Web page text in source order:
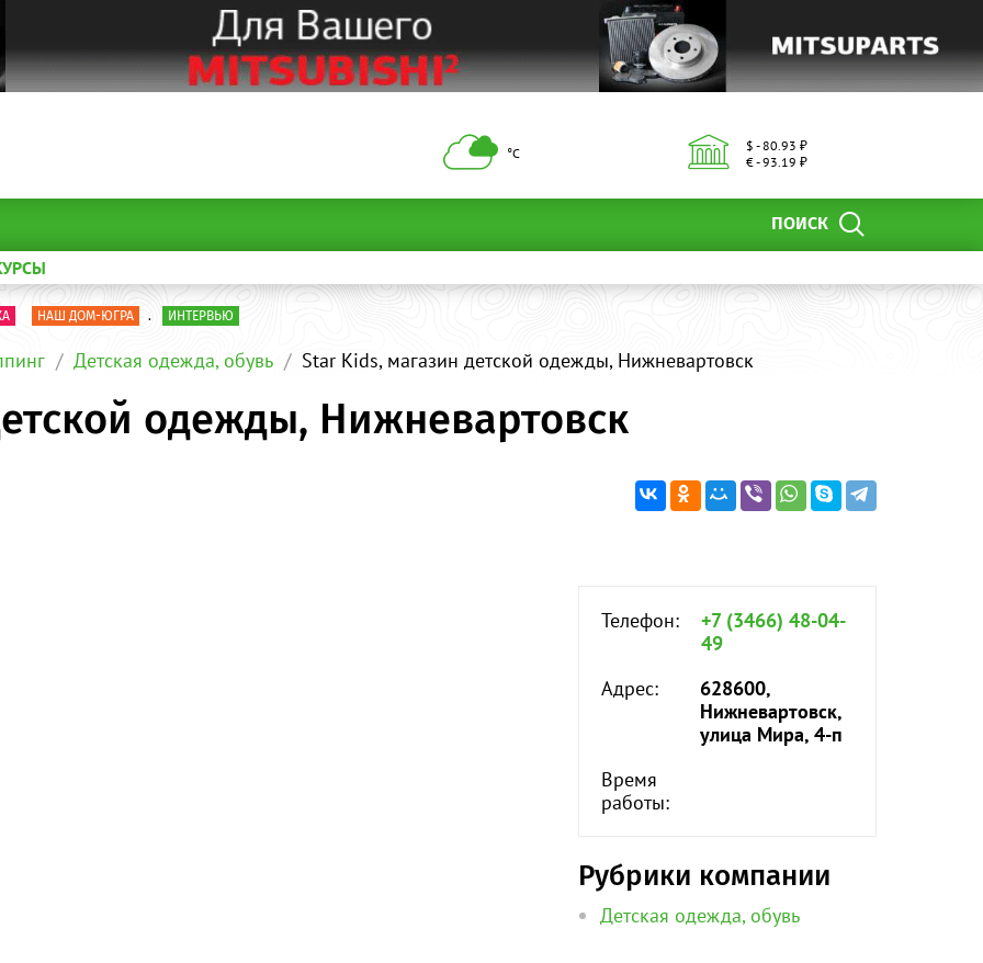
°С
$ - 80.93 ₽
€ - 93.19 ₽
ПОИСК
НАШ ДОМ-ЮГРА . ИНТЕРВЬЮ
Детская одежда, обувь Star Kids, магазин детской одежды, Нижневартовск
одежды, Нижневартовск
Телефон:
+7 (3466) 48-04-
49
Адрес:
628600,
Нижневартовск,
улица Мира, 4-п
Время
работы:
Рубрики компании
Детская одежда, обувь